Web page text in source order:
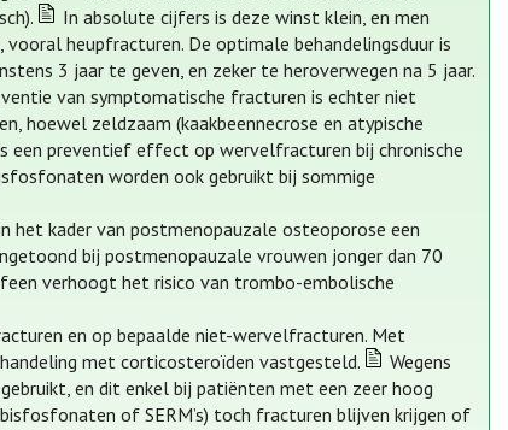
In absolute cijfers is deze winst klein, en men
heupfracturen. De optimale behandelingsduur is
3 jaar te geven, en zeker te heroverwegen na 5 jaar.
van symptomatische fracturen is echter niet
hoewel zeldzaam (kaakbeennecrose en atypische
preventief effect op wervelfracturen bij chronische
worden ook gebruikt bij sommige
het kader van postmenopauzale osteoporose een
bij postmenopauzale vrouwen jonger dan 70
verhoogt het risico van trombo-embolische
en op bepaalde niet-wervelfracturen. Met
met corticosteroïden vastgesteld.
Wegens
en dit enkel bij patiënten met een zeer hoog
of SERM’s) toch fracturen blijven krijgen of